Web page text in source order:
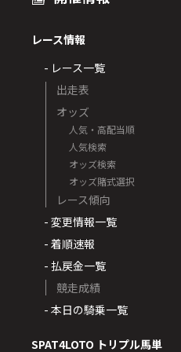
レース情報
- レース一覧
出走表
オッズ
人気・高配当順
人気検索
オッズ検索
オッズ賭式選択
レース傾向
- 変更情報一覧
- 着順速報
- 払戻金一覧
競走成績
- 本日の騎乗一覧
SPAT4LOTO トリプル馬単